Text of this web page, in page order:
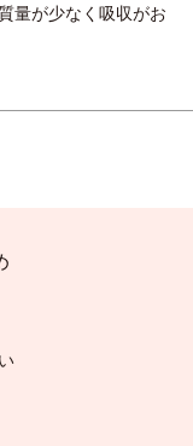
量が少なく吸収がお